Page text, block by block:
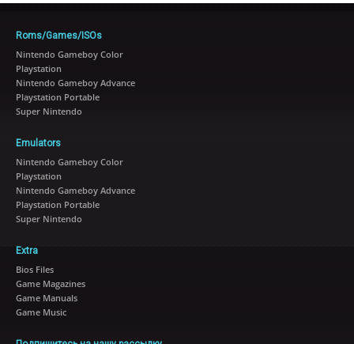
Roms/Games/ISOs
Nintendo Gameboy Color
Playstation
Nintendo Gameboy Advance
Playstation Portable
Super Nintendo
Emulators
Nintendo Gameboy Color
Playstation
Nintendo Gameboy Advance
Playstation Portable
Super Nintendo
Extra
Bios Files
Game Magazines
Game Manuals
Game Music